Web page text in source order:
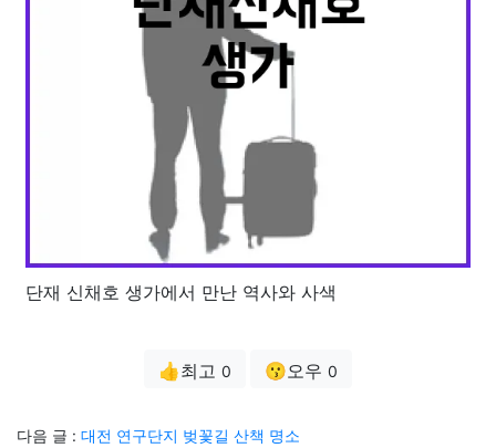
단재 신채호 생가에서 만난 역사와 사색
👍최고 0 😗오우 0
다음 글 : 대전 연구단지 벚꽃길 산책 명소